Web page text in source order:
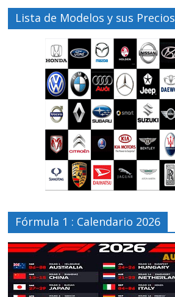
Lista de Modelos y sus Precios
Fórmula 1 : Calendario 2026